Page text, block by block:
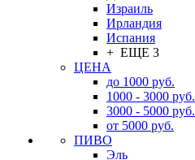
Израиль
Ирландия
Испания
+ ЕЩЕ 3
ЦЕНА
до 1000 руб.
1000 - 3000 руб.
3000 - 5000 руб.
от 5000 руб.
ПИВО
Эль